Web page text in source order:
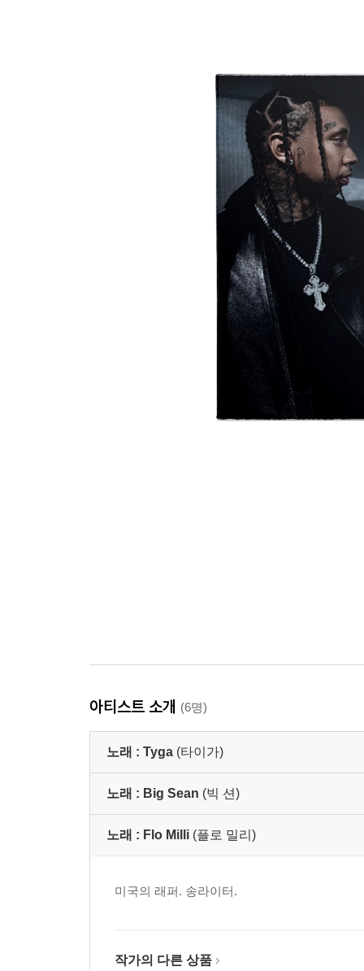
아티스트 소개 (6명)
노래 : Tyga (타이가)
노래 : Big Sean (빅 션)
노래 : Flo Milli (플로 밀리)
미국의 래퍼. 송라이터.
작가의 다른 상품